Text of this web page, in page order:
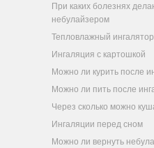
При каких болезнях
небулайзером
Тепловлажный ингалятор
Ингаляция с картошкой
Можно ли курить после
Можно ли пить после
Через сколько можно
Ингаляции перед сном
Можно ли вернуть